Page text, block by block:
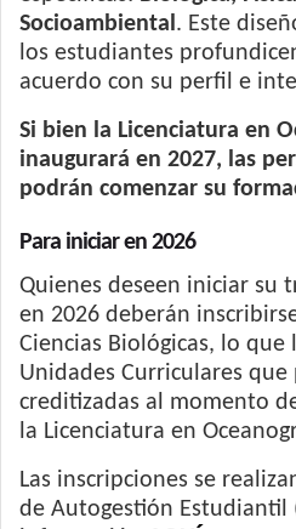
Socioambiental. Este
los estudiantes
acuerdo con su perfil e
Si bien la Licenciatura en
inaugurará en 2027, las
podrán comenzar su
Para iniciar en 2026
Quienes deseen iniciar su
en 2026 deberán
Ciencias Biológicas, lo
Unidades Curriculares que
creditizadas al momento
la Licenciatura en
Las inscripciones se
de Autogestión Estudiantil